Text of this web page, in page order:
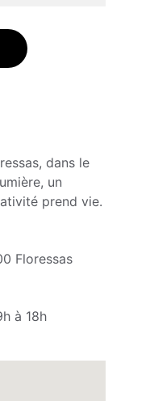
dans le
un
prend vie.
Floressas
à 18h